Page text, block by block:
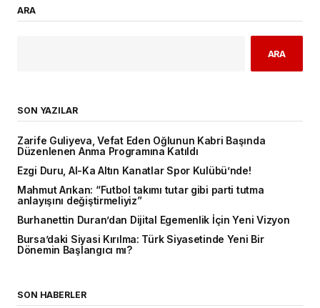
ARA
ARA
SON YAZILAR
Zarife Guliyeva, Vefat Eden Oğlunun Kabri Başında
Düzenlenen Anma Programına Katıldı
Ezgi Duru, Al-Ka Altın Kanatlar Spor Kulübü’nde!
Mahmut Arıkan: “Futbol takımı tutar gibi parti tutma
anlayışını değiştirmeliyiz”
Burhanettin Duran’dan Dijital Egemenlik İçin Yeni Vizyon
Bursa’daki Siyasi Kırılma: Türk Siyasetinde Yeni Bir
Dönemin Başlangıcı mı?
SON HABERLER